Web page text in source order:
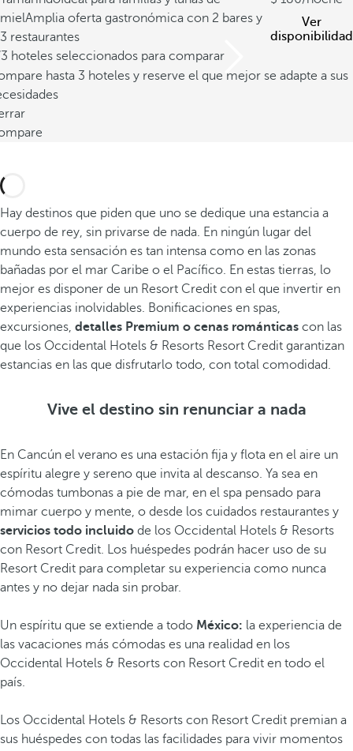
mielAmplia oferta gastronómica con 2 bares y
3 restaurantes
Ver
disponibilidad
hoteles seleccionados para comparar
hasta 3 hoteles y reserve el que mejor se adapte a sus
Hay destinos que piden que uno se dedique una estancia a
cuerpo de rey, sin privarse de nada. En ningún lugar del
mundo esta sensación es tan intensa como en las zonas
bañadas por el mar Caribe o el Pacífico. En estas tierras, lo
mejor es disponer de un Resort Credit con el que invertir en
experiencias inolvidables. Bonificaciones en spas,
excursiones, detalles Premium o cenas románticas con las
que los Occidental Hotels & Resorts Resort Credit garantizan
estancias en las que disfrutarlo todo, con total comodidad.
Vive el destino sin renunciar a nada
En Cancún el verano es una estación fija y flota en el aire un
espíritu alegre y sereno que invita al descanso. Ya sea en
cómodas tumbonas a pie de mar, en el spa pensado para
mimar cuerpo y mente, o desde los cuidados restaurantes y
servicios todo incluido de los Occidental Hotels & Resorts
con Resort Credit. Los huéspedes podrán hacer uso de su
Resort Credit para completar su experiencia como nunca
antes y no dejar nada sin probar.
Un espíritu que se extiende a todo México: la experiencia de
las vacaciones más cómodas es una realidad en los
Occidental Hotels & Resorts con Resort Credit en todo el
país.
Los Occidental Hotels & Resorts con Resort Credit premian a
sus huéspedes con todas las facilidades para vivir momentos